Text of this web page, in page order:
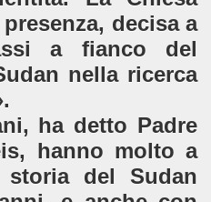
decisa a
a fianco del
nella ricerca
ha detto Padre
hanno molto a
del Sudan